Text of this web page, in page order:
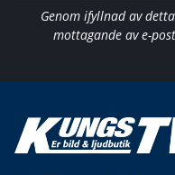
Genom ifyllnad av
mottagande av e-